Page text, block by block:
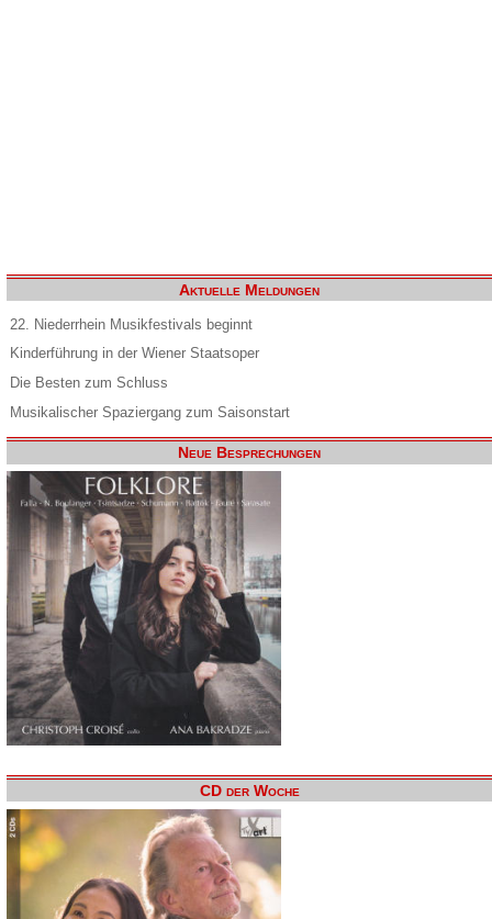
Aktuelle Meldungen
22. Niederrhein Musikfestivals beginnt
Kinderführung in der Wiener Staatsoper
Die Besten zum Schluss
Musikalischer Spaziergang zum Saisonstart
Neue Besprechungen
CD der Woche